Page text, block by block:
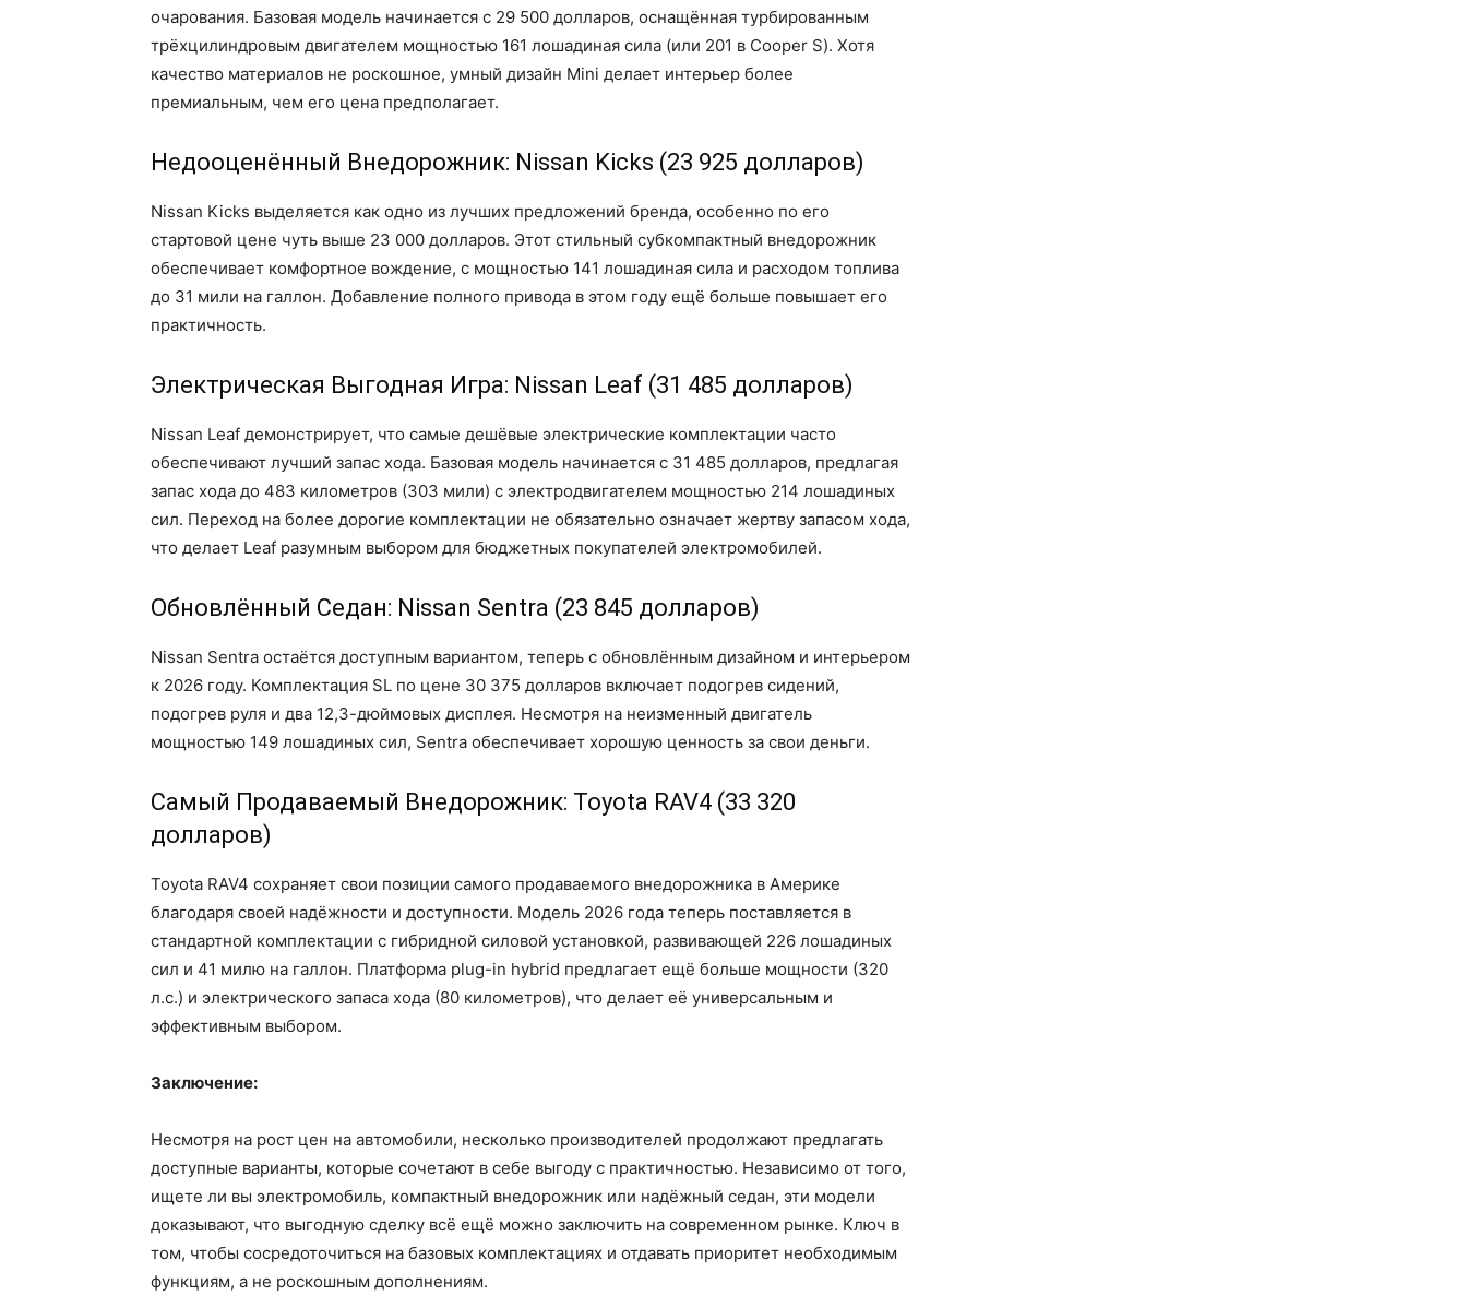
очарования. Базовая модель начинается с 29 500 долларов, оснащённая турбированным
трёхцилиндровым двигателем мощностью 161 лошадиная сила (или 201 в Cooper S). Хотя
качество материалов не роскошное, умный дизайн Mini делает интерьер более
премиальным, чем его цена предполагает.
Недооценённый Внедорожник: Nissan Kicks (23 925 долларов)
Nissan Kicks выделяется как одно из лучших предложений бренда, особенно по его
стартовой цене чуть выше 23 000 долларов. Этот стильный субкомпактный внедорожник
обеспечивает комфортное вождение, с мощностью 141 лошадиная сила и расходом топлива
до 31 мили на галлон. Добавление полного привода в этом году ещё больше повышает его
практичность.
Электрическая Выгодная Игра: Nissan Leaf (31 485 долларов)
Nissan Leaf демонстрирует, что самые дешёвые электрические комплектации часто
обеспечивают лучший запас хода. Базовая модель начинается с 31 485 долларов, предлагая
запас хода до 483 километров (303 мили) с электродвигателем мощностью 214 лошадиных
сил. Переход на более дорогие комплектации не обязательно означает жертву запасом хода,
что делает Leaf разумным выбором для бюджетных покупателей электромобилей.
Обновлённый Седан: Nissan Sentra (23 845 долларов)
Nissan Sentra остаётся доступным вариантом, теперь с обновлённым дизайном и интерьером
к 2026 году. Комплектация SL по цене 30 375 долларов включает подогрев сидений,
подогрев руля и два 12,3-дюймовых дисплея. Несмотря на неизменный двигатель
мощностью 149 лошадиных сил, Sentra обеспечивает хорошую ценность за свои деньги.
Самый Продаваемый Внедорожник: Toyota RAV4 (33 320
долларов)
Toyota RAV4 сохраняет свои позиции самого продаваемого внедорожника в Америке
благодаря своей надёжности и доступности. Модель 2026 года теперь поставляется в
стандартной комплектации с гибридной силовой установкой, развивающей 226 лошадиных
сил и 41 милю на галлон. Платформа plug-in hybrid предлагает ещё больше мощности (320
л.с.) и электрического запаса хода (80 километров), что делает её универсальным и
эффективным выбором.
Заключение:
Несмотря на рост цен на автомобили, несколько производителей продолжают предлагать
доступные варианты, которые сочетают в себе выгоду с практичностью. Независимо от того,
ищете ли вы электромобиль, компактный внедорожник или надёжный седан, эти модели
доказывают, что выгодную сделку всё ещё можно заключить на современном рынке. Ключ в
том, чтобы сосредоточиться на базовых комплектациях и отдавать приоритет необходимым
функциям, а не роскошным дополнениям.